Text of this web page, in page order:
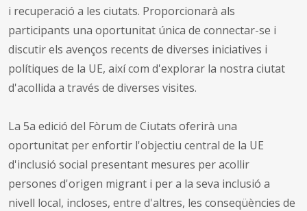
i recuperació a les ciutats. Proporcionarà als
participants una oportunitat única de connectar-se i
discutir els avenços recents de diverses iniciatives i
polítiques de la UE, així com d'explorar la nostra ciutat
d'acollida a través de diverses visites.
La 5a edició del Fòrum de Ciutats oferirà una
oportunitat per enfortir l'objectiu central de la UE
d'inclusió social presentant mesures per acollir
persones d'origen migrant i per a la seva inclusió a
nivell local, incloses, entre d'altres, les conseqüències de